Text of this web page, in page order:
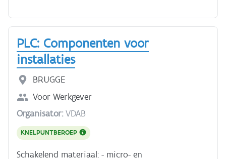
elektriciteit willen.
PLC: Componenten voor
installaties
BRUGGE
Voor Werkgever
Organisator:VDAB
KNELPUNTBEROEP
Schakelend materiaal: - micro- en